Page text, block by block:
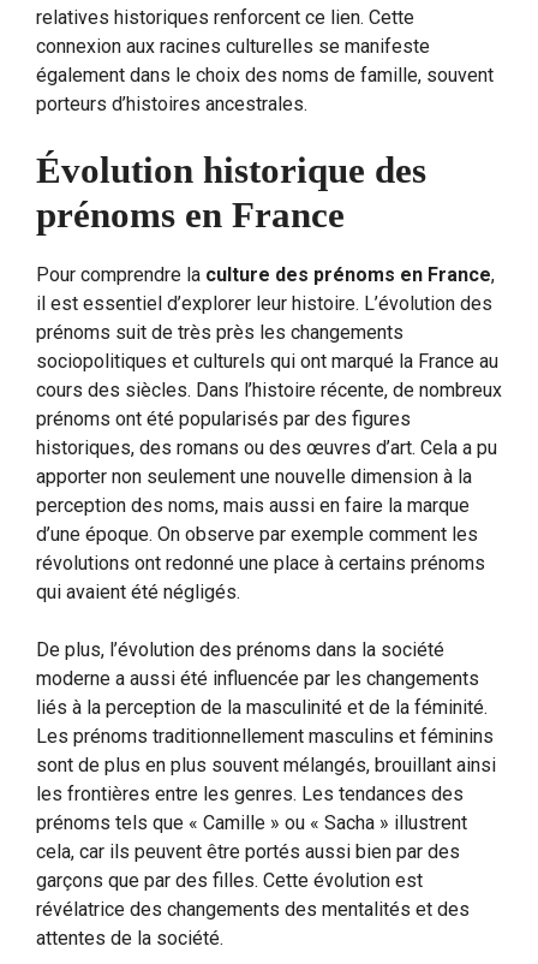
relatives historiques renforcent ce lien. Cette
connexion aux racines culturelles se manifeste
également dans le choix des noms de famille, souvent
porteurs d’histoires ancestrales.
Évolution historique des
prénoms en France
Pour comprendre la culture des prénoms en France,
il est essentiel d’explorer leur histoire. L’évolution des
prénoms suit de très près les changements
sociopolitiques et culturels qui ont marqué la France au
cours des siècles. Dans l’histoire récente, de nombreux
prénoms ont été popularisés par des figures
historiques, des romans ou des œuvres d’art. Cela a pu
apporter non seulement une nouvelle dimension à la
perception des noms, mais aussi en faire la marque
d’une époque. On observe par exemple comment les
révolutions ont redonné une place à certains prénoms
qui avaient été négligés.
De plus, l’évolution des prénoms dans la société
moderne a aussi été influencée par les changements
liés à la perception de la masculinité et de la féminité.
Les prénoms traditionnellement masculins et féminins
sont de plus en plus souvent mélangés, brouillant ainsi
les frontières entre les genres. Les tendances des
prénoms tels que « Camille » ou « Sacha » illustrent
cela, car ils peuvent être portés aussi bien par des
garçons que par des filles. Cette évolution est
révélatrice des changements des mentalités et des
attentes de la société.